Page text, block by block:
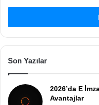
Son Yazılar
2026’da E
Avantajlar